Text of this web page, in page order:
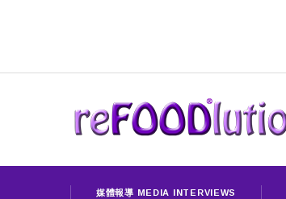
媒體報導 MEDIA INTERVIEWS